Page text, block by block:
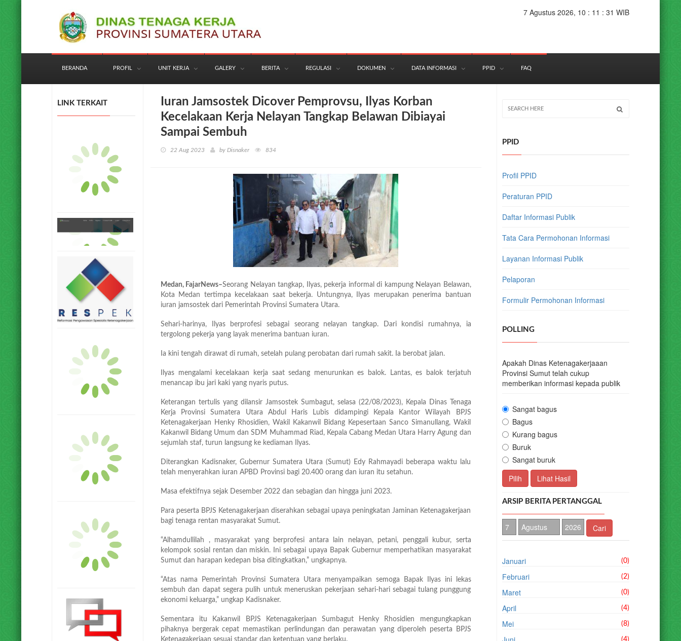
7 Agustus 2026, 10 : 11 : 32 WIB
BERANDA PROFIL UNIT KERJA GALERY BERITA REGULASI DOKUMEN DATA INFORMASI PPID FAQ
LINK TERKAIT
Iuran Jamsostek Dicover Pemprovsu, Ilyas Korban
Kecelakaan Kerja Nelayan Tangkap Belawan Dibiayai
Sampai Sembuh
22 Aug 2023 by Disnaker 834
Medan, FajarNews–Seorang Nelayan tangkap, Ilyas, pekerja informal di kampung Nelayan Belawan,
Kota Medan tertimpa kecelakaan saat bekerja. Untungnya, Ilyas merupakan penerima bantuan
iuran jamsostek dari Pemerintah Provinsi Sumatera Utara.
Sehari-harinya, Ilyas berprofesi sebagai seorang nelayan tangkap. Dari kondisi rumahnya, ia
tergolong pekerja yang layak menerima bantuan iuran.
Ia kini tengah dirawat di rumah, setelah pulang perobatan dari rumah sakit. Ia berobat jalan.
Ilyas mengalami kecelakaan kerja saat sedang menurunkan es balok. Lantas, es balok terjatuh
menancap ibu jari kaki yang nyaris putus.
Keterangan tertulis yang dilansir Jamsostek Sumbagut, selasa (22/08/2023), Kepala Dinas Tenaga
Kerja Provinsi Sumatera Utara Abdul Haris Lubis didampingi Kepala Kantor Wilayah BPJS
Ketenagakerjaan Henky Rhosidien, Wakil Kakanwil Bidang Kepesertaan Sanco Simanullang, Wakil
Kakanwil Bidang Umum dan SDM Muhammad Riad, Kepala Cabang Medan Utara Harry Agung dan
sejumlah staf, turun langsung ke kediaman Ilyas.
Diterangkan Kadisnaker, Gubernur Sumatera Utara (Sumut) Edy Rahmayadi beberapa waktu lalu
telah menyerahkan iuran APBD Provinsi bagi 20.400 orang dan iuran itu setahun.
Masa efektifnya sejak Desember 2022 dan sebagian dan hingga juni 2023.
Para peserta BPJS Ketenagakerjaan diserahkan sebagai upaya peningkatan Jaminan Ketenagakerjaan
bagi tenaga rentan masyarakat Sumut.
“Alhamdullilah , masyarakat yang berprofesi antara lain nelayan, petani, penggali kubur, serta
kelompok sosial rentan dan miskin. Ini sebagai upaya Bapak Gubernur memperhatikan masyarakat
Sumut dan harapan kedepan bisa ditingkatkan,” ungkapnya.
“Atas nama Pemerintah Provinsi Sumatera Utara menyampaikan semoga Bapak Ilyas ini lekas
sembuh dan dapat segera pulih untuk meneruskan pekerjaan sehari-hari sebagai tulang punggung
ekonomi keluarga,” ungkap Kadisnaker.
Sementara itu Kakanwil BPJS Ketenagakerjaan Sumbagut Henky Rhosidien mengungkapkan
pihaknya bergerak cepat memastikan perlindungan dan perawatan yang diperoleh peserta BPJS
Ketenagakerjaan sesuai standar dan ketentuan yang berlaku.
PPID
Profil PPID
Peraturan PPID
Daftar Informasi Publik
Tata Cara Permohonan Informasi
Layanan Informasi Publik
Pelaporan
Formulir Permohonan Informasi
POLLING
Apakah Dinas Ketenagakerjaaan
Provinsi Sumut telah cukup
memberikan informasi kepada publik
Sangat bagus
Bagus
Kurang bagus
Buruk
Sangat buruk
Pilih
Lihat Hasil
ARSIP BERITA PERTANGGAL
Cari
Januari (0)
Februari (2)
Maret (0)
April (4)
Mei (8)
(4)